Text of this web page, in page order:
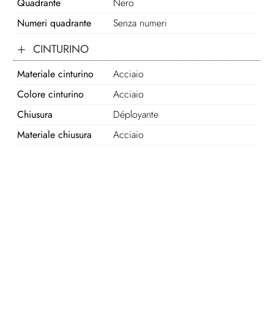
Quadrante
Nero
Numeri quadrante
Senza numeri
CINTURINO
Materiale cinturino
Acciaio
Colore cinturino
Acciaio
Chiusura
Déployante
Materiale chiusura
Acciaio